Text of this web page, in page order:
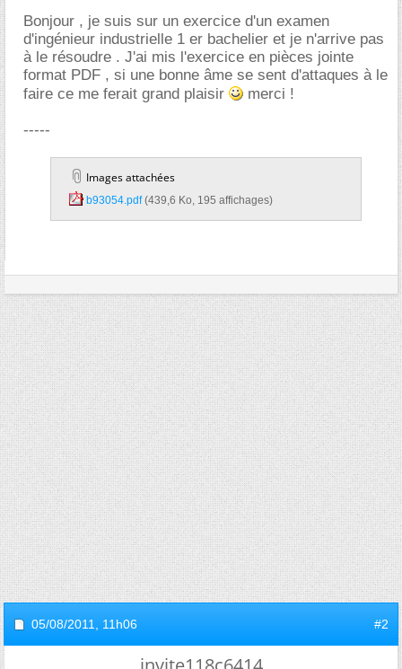
Bonjour , je suis sur un exercice d'un examen
d'ingénieur industrielle 1 er bachelier et je n'arrive pas
à le résoudre . J'ai mis l'exercice en pièces jointe
format PDF , si une bonne âme se sent d'attaques à le
faire ce me ferait grand plaisir
merci !
-----
Images attachées
b93054.pdf‎ (439,6 Ko, 195 affichages)
05/08/2011, 11h06 #2